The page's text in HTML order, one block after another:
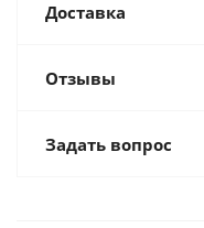
Доставка
Отзывы
Задать вопрос